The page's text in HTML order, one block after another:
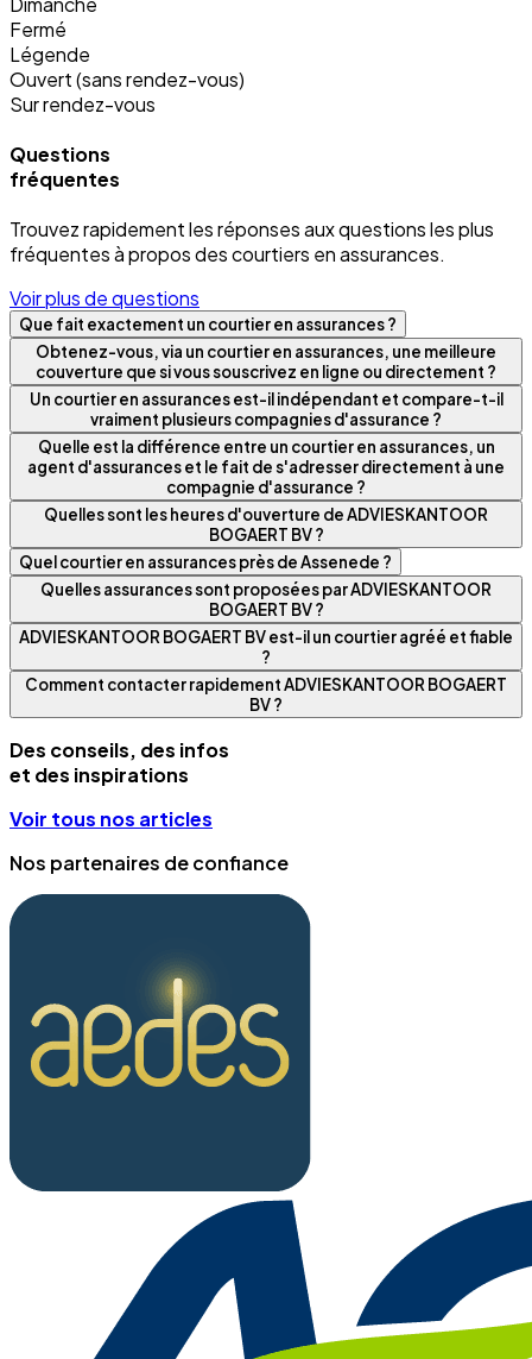
Fermé
Légende
Ouvert (sans rendez-vous)
Sur rendez-vous
Questions
fréquentes
Trouvez rapidement les réponses aux questions les plus
fréquentes à propos des courtiers en assurances.
Voir plus de questions
Que fait exactement un courtier en assurances ?
Obtenez-vous, via un courtier en assurances, une meilleure
couverture que si vous souscrivez en ligne ou directement ?
Un courtier en assurances est-il indépendant et compare-t-il
vraiment plusieurs compagnies d'assurance ?
Quelle est la différence entre un courtier en assurances, un
agent d'assurances et le fait de s'adresser directement à une
compagnie d'assurance ?
Quelles sont les heures d'ouverture de ADVIESKANTOOR
BOGAERT BV ?
Quel courtier en assurances près de Assenede ?
Quelles assurances sont proposées par ADVIESKANTOOR
BOGAERT BV ?
ADVIESKANTOOR BOGAERT BV est-il un courtier agréé et fiable
?
Comment contacter rapidement ADVIESKANTOOR BOGAERT
BV ?
Des conseils, des infos
et des inspirations
Voir tous nos articles
Nos partenaires de confiance